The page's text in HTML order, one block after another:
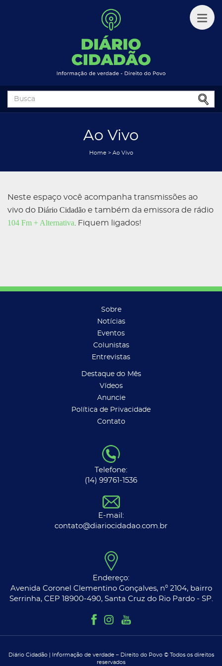
Ao Vivo
Home> Ao Vivo
Neste espaço você acompanha transmissões ao
vivo do Diário Cidadão e também da emissora de rádio
104 Fm + Alternativa . Fiquem ligados!
Sobre
Notícias
Eventos
Colunistas
Entrevistas
Destaque do Mês
Vídeos
Anuncie
Política de Privacidade
Contato
Telefone:
(14) 99761-1536
E-mail:
contato@diariocidadao.com.br
Endereço:
Avenida Coronel Clementino Gonçalves, nº 2104, bairro
Serrinha, CEP 18900-490, Santa Cruz do Rio Pardo - SP.
Diário Cidadão | Informação de verdade – Direito do Povo © Todos os direitos
reservados